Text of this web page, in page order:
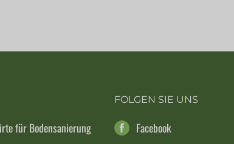
für Bodensanierung
FOLGEN SIE UNS
Facebook